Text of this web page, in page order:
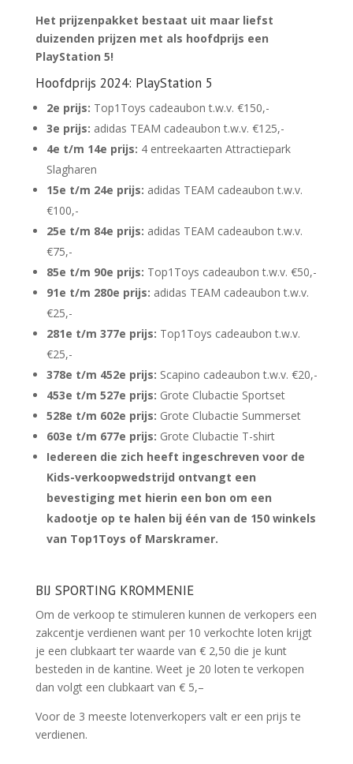
Het prijzenpakket bestaat uit maar liefst
duizenden prijzen met als hoofdprijs een
PlayStation 5!
Hoofdprijs 2024: PlayStation 5
2e prijs: Top1Toys cadeaubon t.w.v. €150,-
3e prijs: adidas TEAM cadeaubon t.w.v. €125,-
4e t/m 14e prijs: 4 entreekaarten Attractiepark
Slagharen
15e t/m 24e prijs: adidas TEAM cadeaubon t.w.v.
€100,-
25e t/m 84e prijs: adidas TEAM cadeaubon t.w.v.
€75,-
85e t/m 90e prijs: Top1Toys cadeaubon t.w.v. €50,-
91e t/m 280e prijs: adidas TEAM cadeaubon t.w.v.
€25,-
281e t/m 377e prijs: Top1Toys cadeaubon t.w.v.
€25,-
378e t/m 452e prijs: Scapino cadeaubon t.w.v. €20,-
453e t/m 527e prijs: Grote Clubactie Sportset
528e t/m 602e prijs: Grote Clubactie Summerset
603e t/m 677e prijs: Grote Clubactie T-shirt
Iedereen die zich heeft ingeschreven voor de
Kids-verkoopwedstrijd ontvangt een
bevestiging met hierin een bon om een
kadootje op te halen bij één van de 150 winkels
van Top1Toys of Marskramer.
BIJ SPORTING KROMMENIE
Om de verkoop te stimuleren kunnen de verkopers een
zakcentje verdienen want per 10 verkochte loten krijgt
je een clubkaart ter waarde van € 2,50 die je kunt
besteden in de kantine. Weet je 20 loten te verkopen
dan volgt een clubkaart van € 5,–
Voor de 3 meeste lotenverkopers valt er een prijs te
verdienen.